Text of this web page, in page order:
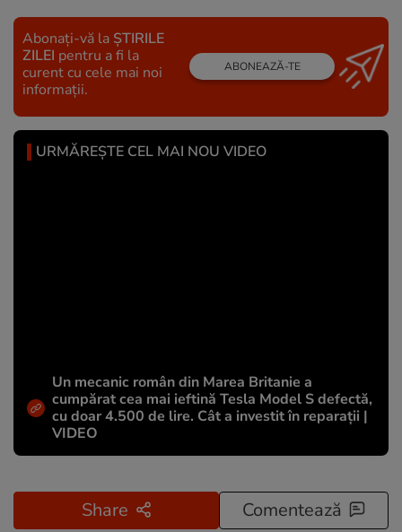
Abonați-vă la ȘTIRILE
ZILEI pentru a fi la
curent cu cele mai noi
informații.
ABONEAZĂ-TE
URMĂREȘTE CEL MAI NOU VIDEO
Un mecanic român din Marea Britanie a
cumpărat cea mai ieftină Tesla Model S defectă,
cu doar 4.500 de lire. Cât a investit în reparații |
VIDEO
Share Comentează